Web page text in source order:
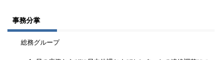
事務分掌
総務グループ